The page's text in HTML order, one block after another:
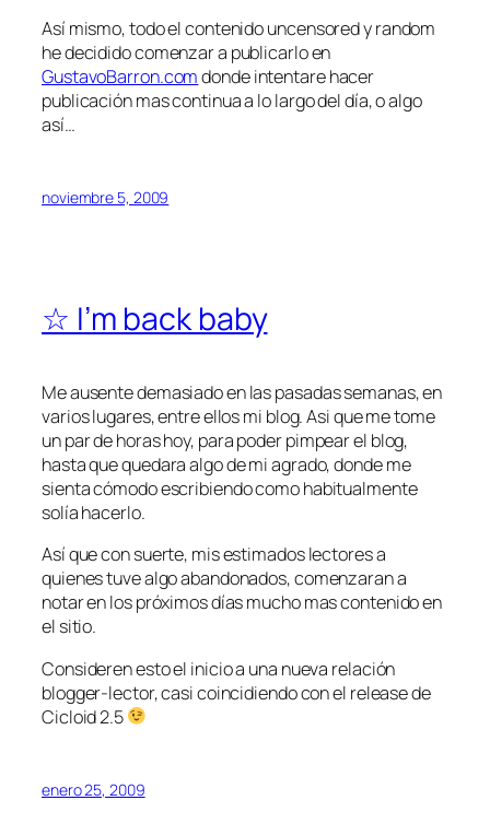
Así mismo, todo el contenidouncensoredyrandom
he decidido comenzar a publicarlo en
GustavoBarron.comdonde intentare hacer
publicación mas continua a lo largo del día, o algo
así…
noviembre 5, 2009
☆ I’m back baby
Me ausente demasiado en las pasadas semanas, en
varios lugares, entre ellos mi blog. Asi que me tome
un par de horas hoy, para poderpimpearel blog,
hasta que quedara algo de mi agrado, donde me
sienta cómodo escribiendo como habitualmente
solía hacerlo.
Así que con suerte, mis estimados lectores a
quienes tuve algo abandonados, comenzaran a
notar en los próximos días mucho mas contenido en
el sitio.
Consideren esto el inicio a una nueva relación
blogger-lector, casi coincidiendo con el release de
Cicloid 2.5
enero 25, 2009